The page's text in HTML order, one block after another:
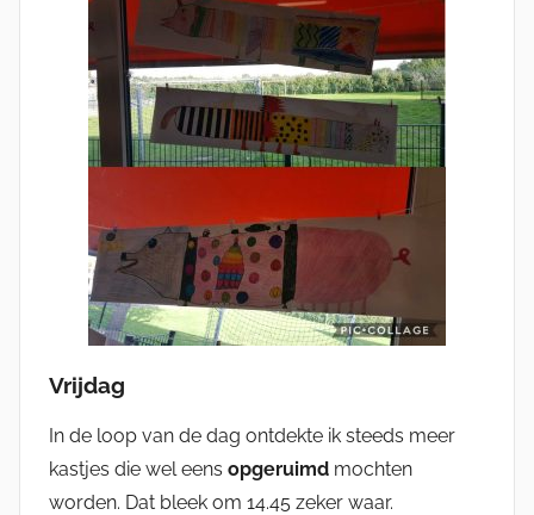
Vrijdag
In de loop van de dag ontdekte ik steeds meer
kastjes die wel eens opgeruimd mochten
worden. Dat bleek om 14.45 zeker waar.